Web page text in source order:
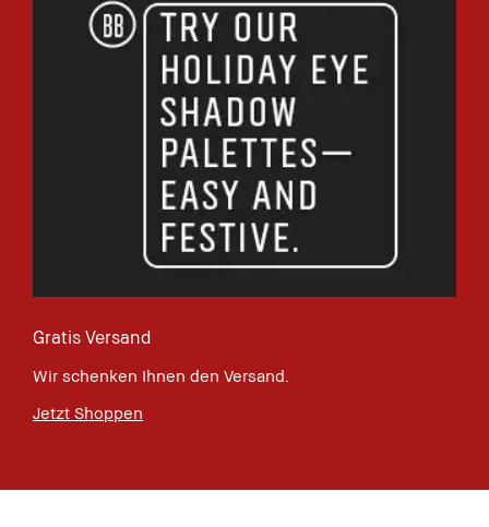
Gratis Versand
Wir schenken Ihnen den Versand.
Jetzt Shoppen